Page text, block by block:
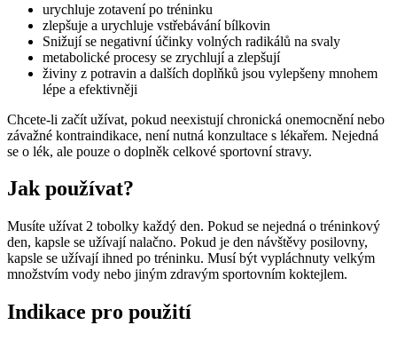
urychluje zotavení po tréninku
zlepšuje a urychluje vstřebávání bílkovin
Snižují se negativní účinky volných radikálů na svaly
metabolické procesy se zrychlují a zlepšují
živiny z potravin a dalších doplňků jsou vylepšeny mnohem
lépe a efektivněji
Chcete-li začít užívat, pokud neexistují chronická onemocnění nebo
závažné kontraindikace, není nutná konzultace s lékařem. Nejedná
se o lék, ale pouze o doplněk celkové sportovní stravy.
Jak používat?
Musíte užívat 2 tobolky každý den. Pokud se nejedná o tréninkový
den, kapsle se užívají nalačno. Pokud je den návštěvy posilovny,
kapsle se užívají ihned po tréninku. Musí být vypláchnuty velkým
množstvím vody nebo jiným zdravým sportovním koktejlem.
Indikace pro použití